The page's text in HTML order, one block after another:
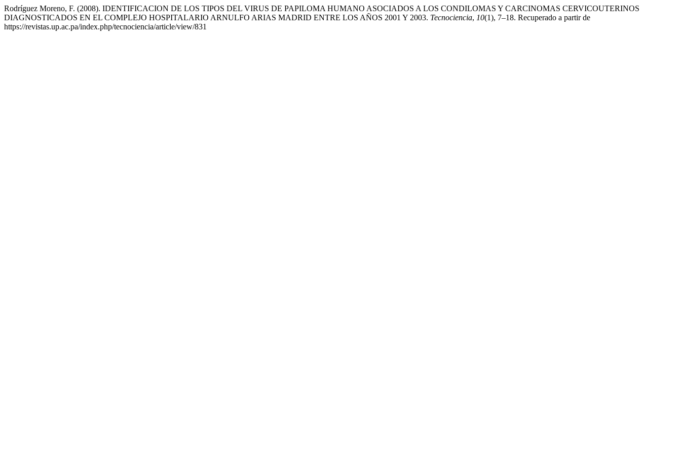
Rodríguez Moreno, F. (2008). IDENTIFICACION DE LOS TIPOS DEL VIRUS DE PAPILOMA HUMANO ASOCIADOS A LOS CONDILOMAS Y CARCINOMAS CERVICOUTERINOS
DIAGNOSTICADOS EN EL COMPLEJO HOSPITALARIO ARNULFO ARIAS MADRID ENTRE LOS AÑOS 2001 Y 2003. Tecnociencia, 10(1), 7–18. Recuperado a partir de
https://revistas.up.ac.pa/index.php/tecnociencia/article/view/831